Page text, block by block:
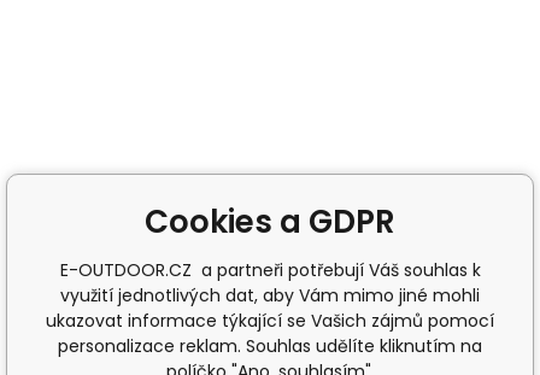
Cookies a GDPR
E-OUTDOOR.CZ a partneři potřebují Váš souhlas k
využití jednotlivých dat, aby Vám mimo jiné mohli
ukazovat informace týkající se Vašich zájmů pomocí
personalizace reklam. Souhlas udělíte kliknutím na